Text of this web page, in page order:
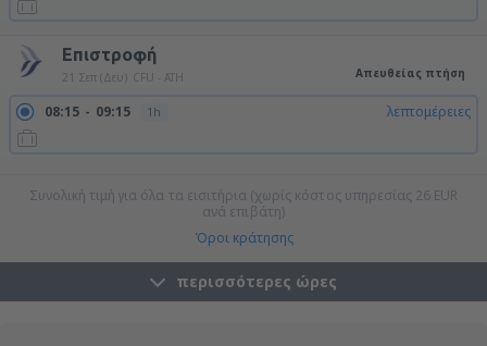
Επιστροφή
21 Σεπ (Δευ) CFU - ATH Απευθείας πτήση
08:15 09:15 1h λεπτομέρειες
Συνολική τιμή για όλα τα εισιτήρια (χωρίς κόστος υπηρεσίας 26 EUR
ανά επιβάτη)
Όροι κράτησης
περισσότερες ώρες